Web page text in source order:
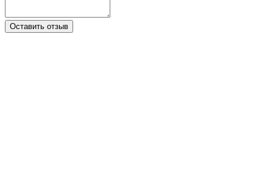
Оставить отзыв